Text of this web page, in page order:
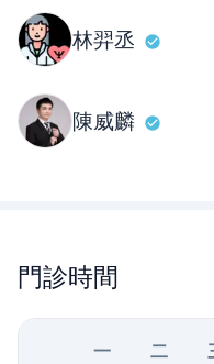
林羿丞
陳威麟
門診時間
一 二